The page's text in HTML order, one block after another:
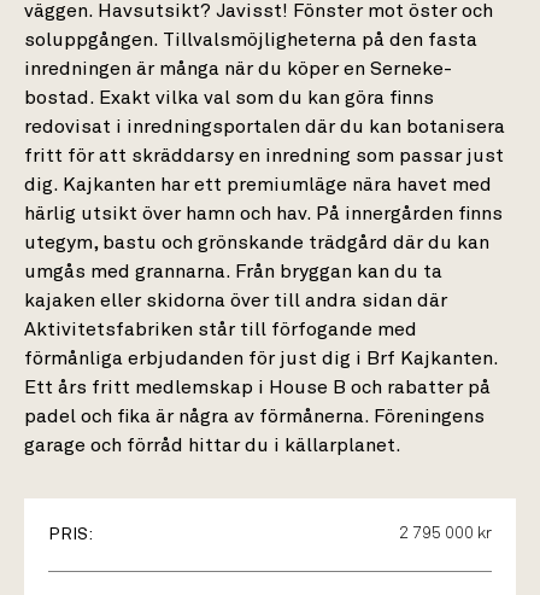
väggen. Havsutsikt? Javisst! Fönster mot öster och
soluppgången. Tillvalsmöjligheterna på den fasta
inredningen är många när du köper en Serneke-
bostad. Exakt vilka val som du kan göra finns
redovisat i inredningsportalen där du kan botanisera
fritt för att skräddarsy en inredning som passar just
dig. Kajkanten har ett premiumläge nära havet med
härlig utsikt över hamn och hav. På innergården finns
utegym, bastu och grönskande trädgård där du kan
umgås med grannarna. Från bryggan kan du ta
kajaken eller skidorna över till andra sidan där
Aktivitetsfabriken står till förfogande med
förmånliga erbjudanden för just dig i Brf Kajkanten.
Ett års fritt medlemskap i House B och rabatter på
padel och fika är några av förmånerna. Föreningens
garage och förråd hittar du i källarplanet.
PRIS: 2 795 000 kr